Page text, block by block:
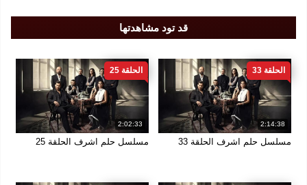
قد تود مشاهدتها
2:14:38
الحلقة 33
مسلسل حلم اشرف الحلقة 33
2:02:33
الحلقة 25
مسلسل حلم اشرف الحلقة 25